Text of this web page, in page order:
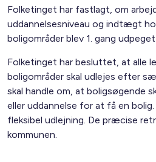
Folketinget har fastlagt, om
uddannelsesniveau og indtægt
boligområder blev 1. gang
Folketinget har besluttet, at alle
boligområder skal udlejes efter
skal handle om, at boligsøgende
eller uddannelse for at få en
fleksibel udlejning. De præcise
kommunen.